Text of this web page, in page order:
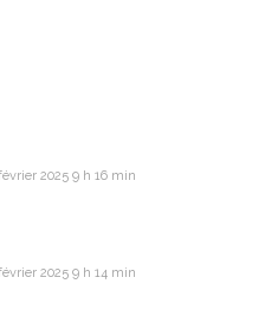
2025 9 h 16 min
2025 9 h 14 min